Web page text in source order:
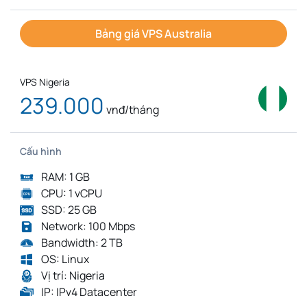
Bảng giá VPS Australia
VPS Nigeria
239.000 vnđ/tháng
Cấu hình
RAM: 1 GB
CPU: 1 vCPU
SSD: 25 GB
Network: 100 Mbps
Bandwidth: 2 TB
OS: Linux
Vị trí: Nigeria
IP: IPv4 Datacenter